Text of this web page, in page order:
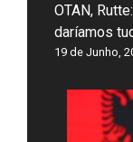
OTAN,
daríamos
19 de Junho,